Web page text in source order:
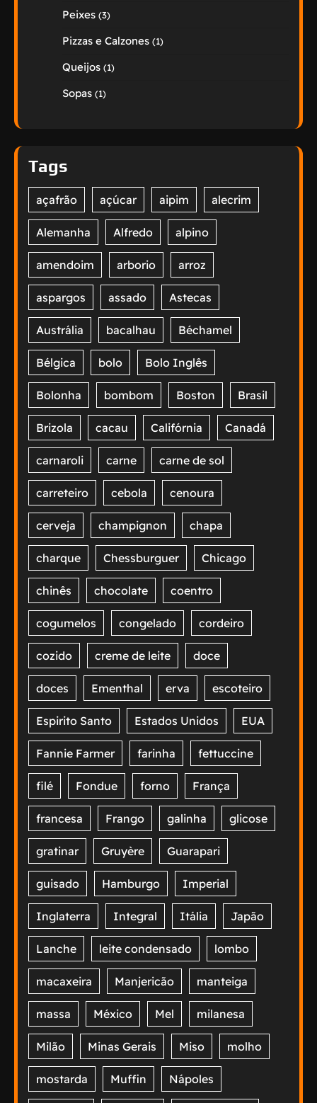
Peixes (3)
Pizzas e Calzones (1)
Queijos (1)
Sopas (1)
Tags
açafrão açúcar aipim alecrim
Alemanha Alfredo alpino
amendoim arborio arroz
aspargos assado Astecas
Austrália bacalhau Béchamel
Bélgica bolo Bolo Inglês
Bolonha bombom Boston Brasil
Brizola cacau Califórnia Canadá
carnaroli carne carne de sol
carreteiro cebola cenoura
cerveja champignon chapa
charque Chessburguer Chicago
chinês chocolate coentro
cogumelos congelado cordeiro
cozido creme de leite doce
doces Ementhal erva escoteiro
Espirito Santo Estados Unidos EUA
Fannie Farmer farinha fettuccine
filé Fondue forno França
francesa Frango galinha glicose
gratinar Gruyère Guarapari
guisado Hamburgo Imperial
Inglaterra Integral Itália Japão
Lanche leite condensado lombo
macaxeira Manjericão manteiga
massa México Mel milanesa
Milão Minas Gerais Miso molho
mostarda Muffin Nápoles